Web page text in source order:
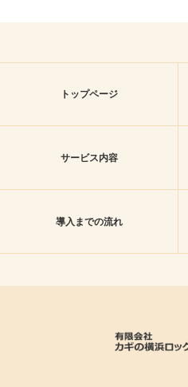
トップページ
サービス内容
導入までの流れ